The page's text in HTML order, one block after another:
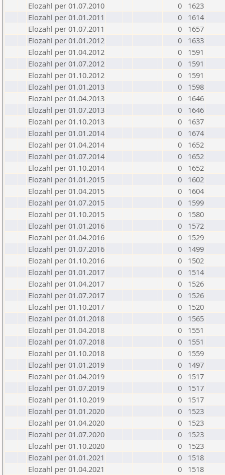
Elozahl per 01.07.2010
0
1623
Elozahl per 01.01.2011
0
1614
Elozahl per 01.07.2011
0
1657
Elozahl per 01.01.2012
0
1633
Elozahl per 01.04.2012
0
1591
Elozahl per 01.07.2012
0
1591
Elozahl per 01.10.2012
0
1591
Elozahl per 01.01.2013
0
1598
Elozahl per 01.04.2013
0
1646
Elozahl per 01.07.2013
0
1646
Elozahl per 01.10.2013
0
1637
Elozahl per 01.01.2014
0
1674
Elozahl per 01.04.2014
0
1652
Elozahl per 01.07.2014
0
1652
Elozahl per 01.10.2014
0
1652
Elozahl per 01.01.2015
0
1602
Elozahl per 01.04.2015
0
1604
Elozahl per 01.07.2015
0
1599
Elozahl per 01.10.2015
0
1580
Elozahl per 01.01.2016
0
1572
Elozahl per 01.04.2016
0
1529
Elozahl per 01.07.2016
0
1499
Elozahl per 01.10.2016
0
1502
Elozahl per 01.01.2017
0
1514
Elozahl per 01.04.2017
0
1526
Elozahl per 01.07.2017
0
1526
Elozahl per 01.10.2017
0
1520
Elozahl per 01.01.2018
0
1565
Elozahl per 01.04.2018
0
1551
Elozahl per 01.07.2018
0
1551
Elozahl per 01.10.2018
0
1559
Elozahl per 01.01.2019
0
1497
Elozahl per 01.04.2019
0
1517
Elozahl per 01.07.2019
0
1517
Elozahl per 01.10.2019
0
1517
Elozahl per 01.01.2020
0
1523
Elozahl per 01.04.2020
0
1523
Elozahl per 01.07.2020
0
1523
Elozahl per 01.10.2020
0
1523
Elozahl per 01.01.2021
0
1518
Elozahl per 01.04.2021
0
1518